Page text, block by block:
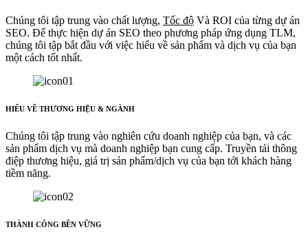
Chúng tôi tập trung vào chất lượng, Tốc độ Và ROI của từng dự án
SEO. Để thực hiện dự án SEO theo phương pháp ứng dụng TLM,
chúng tôi tập bắt đầu với việc hiểu về sản phẩm và dịch vụ của bạn
một cách tốt nhất.
HIỂU VỀ THƯƠNG HIỆU & NGÀNH
Chúng tôi tập trung vào nghiên cứu doanh nghiệp của bạn, và các
sản phẩm dịch vụ mà doanh nghiệp bạn cung cấp. Truyền tải thông
điệp thương hiệu, giá trị sản phẩm/dịch vụ của bạn tới khách hàng
tiềm năng.
THÀNH CÔNG BỀN VỮNG